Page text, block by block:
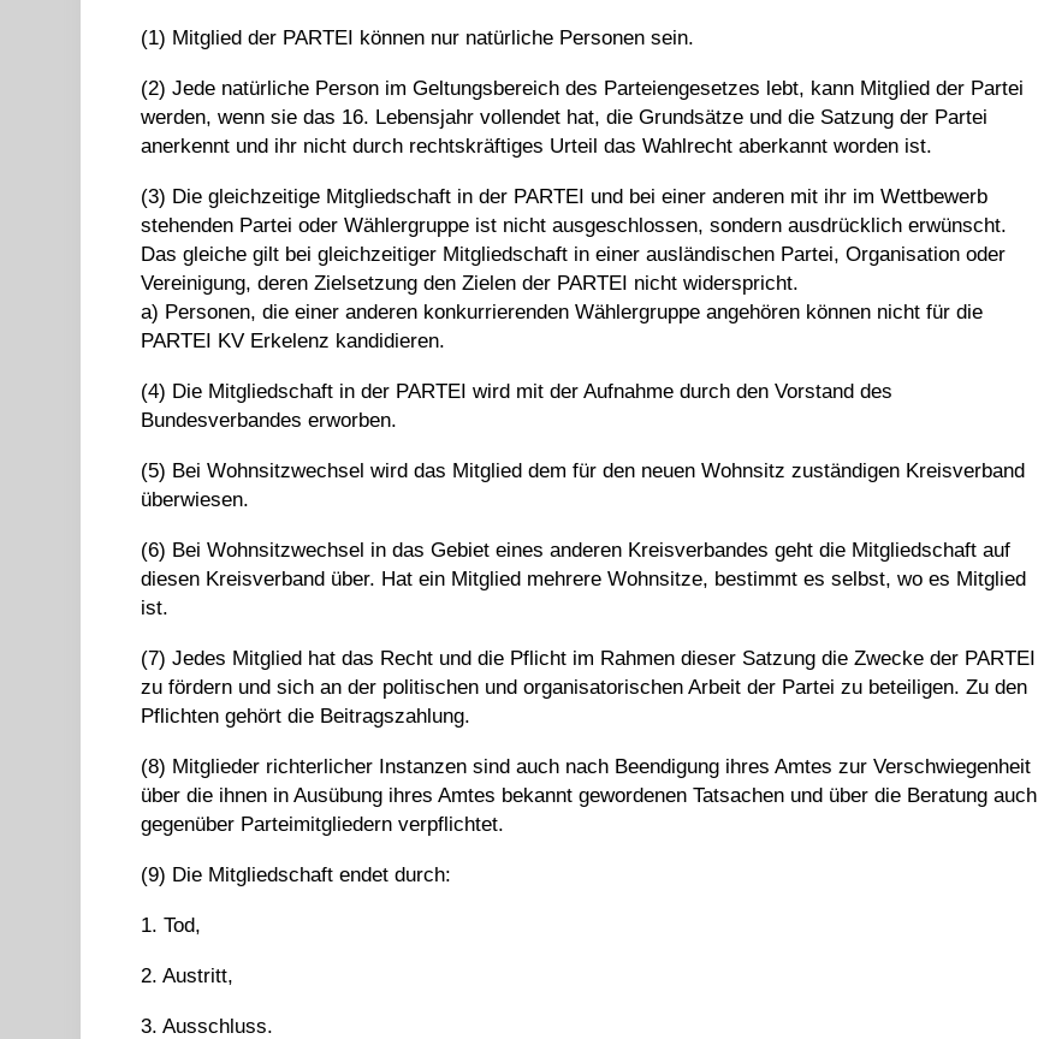
(1) Mitglied der PARTEI können nur natürliche Personen sein.
(2) Jede natürliche Person im Geltungsbereich des Parteiengesetzes lebt, kann Mitglied der Partei
werden, wenn sie das 16. Lebensjahr vollendet hat, die Grundsätze und die Satzung der Partei
anerkennt und ihr nicht durch rechtskräftiges Urteil das Wahlrecht aberkannt worden ist.
(3) Die gleichzeitige Mitgliedschaft in der PARTEI und bei einer anderen mit ihr im Wettbewerb
stehenden Partei oder Wählergruppe ist nicht ausgeschlossen, sondern ausdrücklich erwünscht.
Das gleiche gilt bei gleichzeitiger Mitgliedschaft in einer ausländischen Partei, Organisation oder
Vereinigung, deren Zielsetzung den Zielen der PARTEI nicht widerspricht.
a) Personen, die einer anderen konkurrierenden Wählergruppe angehören können nicht für die
PARTEI KV Erkelenz kandidieren.
(4) Die Mitgliedschaft in der PARTEI wird mit der Aufnahme durch den Vorstand des
Bundesverbandes erworben.
(5) Bei Wohnsitzwechsel wird das Mitglied dem für den neuen Wohnsitz zuständigen Kreisverband
überwiesen.
(6) Bei Wohnsitzwechsel in das Gebiet eines anderen Kreisverbandes geht die Mitgliedschaft auf
diesen Kreisverband über. Hat ein Mitglied mehrere Wohnsitze, bestimmt es selbst, wo es Mitglied
ist.
(7) Jedes Mitglied hat das Recht und die Pflicht im Rahmen dieser Satzung die Zwecke der PARTEI
zu fördern und sich an der politischen und organisatorischen Arbeit der Partei zu beteiligen. Zu den
Pflichten gehört die Beitragszahlung.
(8) Mitglieder richterlicher Instanzen sind auch nach Beendigung ihres Amtes zur Verschwiegenheit
über die ihnen in Ausübung ihres Amtes bekannt gewordenen Tatsachen und über die Beratung auch
gegenüber Parteimitgliedern verpflichtet.
(9) Die Mitgliedschaft endet durch:
1. Tod,
2. Austritt,
3. Ausschluss.